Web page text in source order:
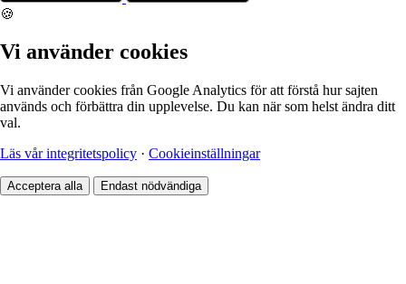
🍪
Vi använder cookies
Vi använder cookies från Google Analytics för att förstå hur sajten
används och förbättra din upplevelse. Du kan när som helst ändra ditt
val.
Läs vår integritetspolicy · Cookieinställningar
Acceptera alla Endast nödvändiga